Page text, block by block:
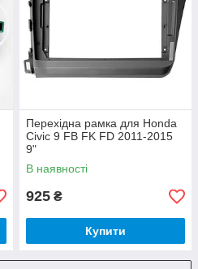
Перехідна рамка для Honda
Civic 9 FB FK FD 2011-2015
9"
В наявності
925 ₴
Купити